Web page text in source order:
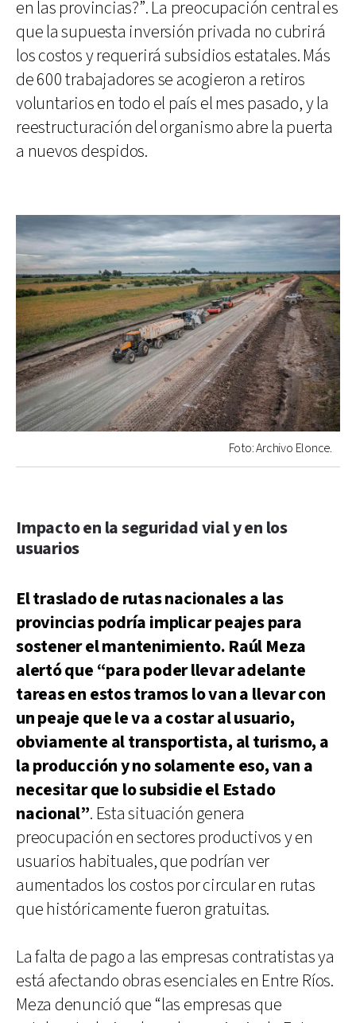
en las provincias?”. La preocupación central es
que la supuesta inversión privada no cubrirá
los costos y requerirá subsidios estatales. Más
de 600 trabajadores se acogieron a retiros
voluntarios en todo el país el mes pasado, y la
reestructuración del organismo abre la puerta
a nuevos despidos.
Foto: Archivo Elonce.
Impacto en la seguridad vial y en los
usuarios
El traslado de rutas nacionales a las
provincias podría implicar peajes para
sostener el mantenimiento. Raúl Meza
alertó que “para poder llevar adelante
tareas en estos tramos lo van a llevar con
un peaje que le va a costar al usuario,
obviamente al transportista, al turismo, a
la producción y no solamente eso, van a
necesitar que lo subsidie el Estado
nacional”. Esta situación genera
preocupación en sectores productivos y en
usuarios habituales, que podrían ver
aumentados los costos por circular en rutas
que históricamente fueron gratuitas.
La falta de pago a las empresas contratistas ya
está afectando obras esenciales en Entre Ríos.
Meza denunció que “las empresas que